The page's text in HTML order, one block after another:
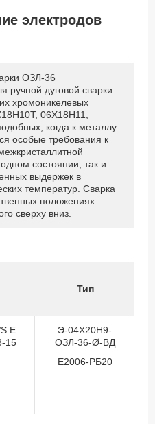
электродов
ОЗЛ-36
ручной дуговой сварки
хромоникелевых
06Х18Н11,
когда к металлу
особые требования к
состоянии, так и
выдержек в
температур. Сварка
положениях
сверху вниз.
Тип
15
Э-04Х20Н9-
ОЗЛ-36-Ø-ВД
Е2006-РБ20